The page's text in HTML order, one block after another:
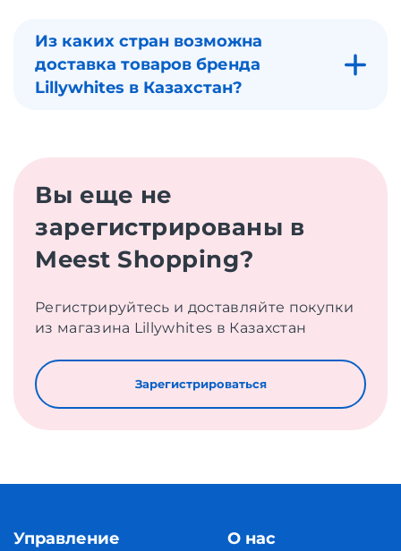
Из каких стран возможна
доставка товаров бренда
Lillywhites в Казахстан?
Вы еще не
зарегистрированы в
Meest Shopping?
Регистрируйтесь и доставляйте покупки
из магазина Lillywhites в Казахстан
Зарегистрироваться
Управление
О нас